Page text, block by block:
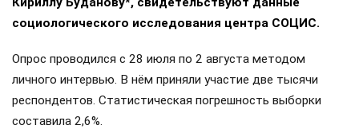
социологического исследования центра СОЦИС.
Опрос проводился с 28 июля по 2 августа методом
личного интервью. В нём приняли участие две тысячи
респондентов. Статистическая погрешность выборки
составила 2,6%.